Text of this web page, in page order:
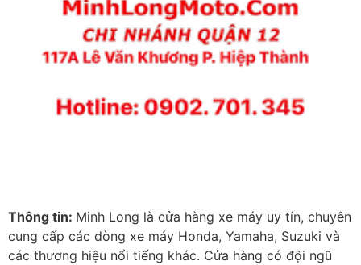
Thông tin: Minh Long là cửa hàng xe máy uy tín, chuyên
cung cấp các dòng xe máy Honda, Yamaha, Suzuki và
các thương hiệu nổi tiếng khác. Cửa hàng có đội ngũ